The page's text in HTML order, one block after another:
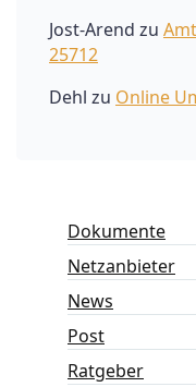
Jost-Arend zu
25712
Dehl zu Online
Dokumente
Netzanbieter
News
Post
Ratgeber